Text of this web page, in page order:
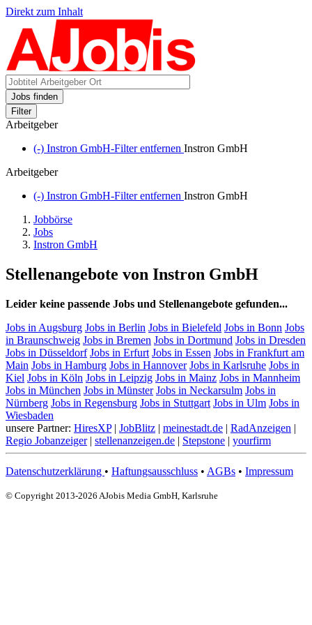
Direkt zum Inhalt
Jobs finden
Filter
Arbeitgeber
(-) Instron GmbH-Filter entfernen Instron GmbH
Arbeitgeber
(-) Instron GmbH-Filter entfernen Instron GmbH
Jobbörse
Jobs
Instron GmbH
Stellenangebote von Instron GmbH
Leider keine passende Jobs und Stellenangebote gefunden...
Jobs in Augsburg Jobs in Berlin Jobs in Bielefeld Jobs in Bonn Jobs
in Braunschweig Jobs in Bremen Jobs in Dortmund Jobs in Dresden
Jobs in Düsseldorf Jobs in Erfurt Jobs in Essen Jobs in Frankfurt am
Main Jobs in Hamburg Jobs in Hannover Jobs in Karlsruhe Jobs in
Kiel Jobs in Köln Jobs in Leipzig Jobs in Mainz Jobs in Mannheim
Jobs in München Jobs in Münster Jobs in Neckarsulm Jobs in
Nürnberg Jobs in Regensburg Jobs in Stuttgart Jobs in Ulm Jobs in
Wiesbaden
unsere Partner: HiresXP| JobBlitz | meinestadt.de | RadAnzeigen |
Regio Jobanzeiger| stellenanzeigen.de | Stepstone | yourfirm
Datenschutzerklärung • Haftungsausschluss • AGBs • Impressum
© Copyright 2013-2026 AJobis Media GmbH, Karlsruhe